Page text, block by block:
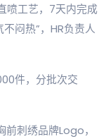
喷工艺，7天内完成
闷热”，HR负责人
件，分批次交
刺绣品牌Logo，